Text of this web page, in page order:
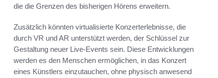
die die Grenzen des bisherigen Hörens erweitern.
Zusätzlich könnten virtualisierte Konzerterlebnisse, die
durch VR und AR unterstützt werden, der Schlüssel zur
Gestaltung neuer Live-Events sein. Diese Entwicklungen
werden es den Menschen ermöglichen, in das Konzert
eines Künstlers einzutauchen, ohne physisch anwesend